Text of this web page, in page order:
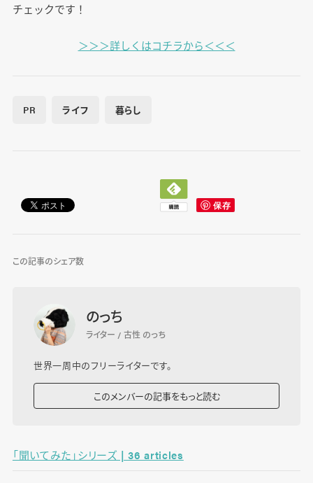
チェックです！
＞＞＞詳しくはコチラから＜＜＜
PR ライフ 暮らし
この記事のシェア数
のっち
ライター / 古性 のっち
世界一周中のフリーライターです。
このメンバーの記事をもっと読む
「聞いてみた」シリーズ | 36 articles